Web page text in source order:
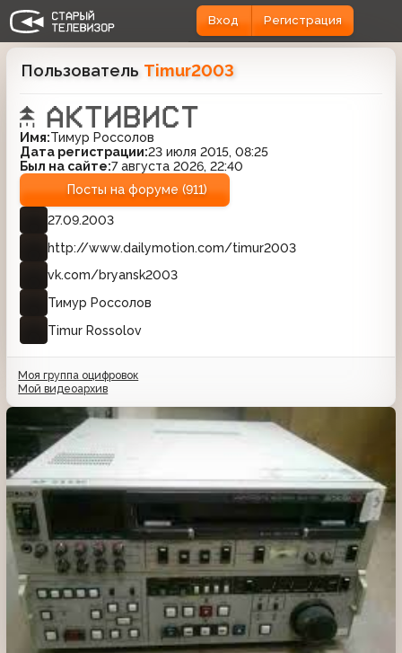
Вход Регистрация
Пользователь Timur2003
Имя:Тимур Россолов
Дата регистрации:23 июля 2015, 08:25
Был на сайте:7 августа 2026, 22:40
Посты на форуме (911)
27.09.2003
http://www.dailymotion.com/timur2003
vk.com/bryansk2003
Тимур Россолов
Timur Rossolov
Моя группа оцифровок
Мой видеоархив